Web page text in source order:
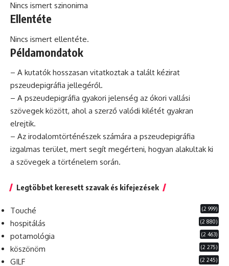
Nincs ismert szinonima
Ellentéte
Nincs ismert ellentéte.
Példamondatok
– A kutatók hosszasan vitatkoztak a talált kézirat
pszeudepigráfia jellegéről.
– A pszeudepigráfia gyakori jelenség az ókori vallási
szövegek között, ahol a szerző valódi kilétét gyakran
elrejtik.
– Az irodalomtörténészek számára a pszeudepigráfia
izgalmas terület, mert segít megérteni, hogyan alakultak ki
a szövegek a történelem során.
Legtöbbet keresett szavak és kifejezések
Touché (2 999)
hospitálás (2 880)
potamológia (2 463)
köszönöm (2 275)
GILF (2 245)